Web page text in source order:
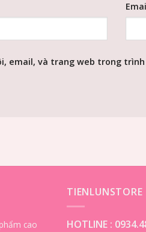
email, và trang web trong
cao
TIENLUNSTORE
HOTLINE :